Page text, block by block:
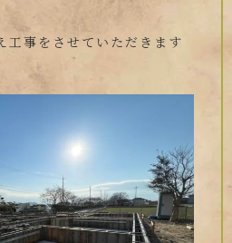
工事をさせていただきます